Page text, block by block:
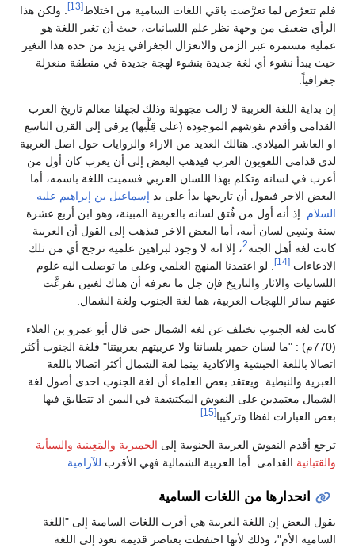
فلم تتعرّض لما تعرَّضت باقي اللغات السامية من اختلاط[13]
. ولكن هذا
الرأي ضعيف من وجهة نظر علم اللسانيات، حيث أن تغير اللغة هو
عملية مستمرة عبر الزمن والانعزال الجغرافي يزيد من حدة هذا التغير
حيث يبدأ نشوء أي لغة جديدة بنشوء لهجة جديدة في منطقة منعزلة
جغرافياً.
إن بداية اللغة العربية لا زالت مجهولة وذلك لجهلنا معالم تاريخ العرب
القدامى وأقدم نقوشهم الموجودة (على قِلَّتِها) يرقى إلى القرن التاسع
او العاشر الميلادي. هنالك العديد من الاراء والروايات حول اصل العربية
لدى قدامى اللغويون العرب فيذهب البعض إلى أن يعرب كان أول من
أعرب في لسانه وتكلم بهذا اللسان العربي فسميت اللغة باسمه، أما
البعض الاخر فيقول أن تاريخها بدأ على يد إسماعيل بن إبراهيم عليه
السلام . إذ أنه أول من فُتق لسانه بالعربية المبينة، وهو ابن أربع عشرة
سنة ونَسِي لسان أبيه، أما البعض الاخر فيذهب إلى القول أن العربية
كانت لغة أهل الجنة2، إلا انه لا وجود لبراهين علمية ترجح أي من تلك
الادعاءات [14]
. لو اعتمدنا المنهج العلمي وعلى ما توصلت اليه علوم
اللسانيات والاثار والتاريخ فإن جل ما نعرفه أن هناك لغتين تفرعَّت
عنهم سائر اللهجات العربية، هما لغة الجنوب ولغة الشمال.
كانت لغة الجنوب تختلف عن لغة الشمال حتى قال أبو عمرو بن العلاء
(770م) : "ما لسان حمير بلساننا ولا عربيتهم بعربيتنا" فلغة الجنوب أكثر
اتصالا باللغة الحبشية والاكادية بينما لغة الشمال أكثر اتصالا باللغة
العبرية والنبطية. ويعتقد بعض العلماء أن لغة الجنوب احدى أصول لغة
الشمال معتمدين على النقوش المكتشفة في اليمن اذ تتطابق فيها
بعض العبارات لفظا وتركيبا[15]
ترجع أقدم النقوش العربية الجنوبية إلى الحميرية والمَعِينية والسبأية
والقتبانية القدامى. أما العربية الشمالية فهي الأقرب للآرامية
انحدارها من اللغات السامية
يقول البعض إن اللغة العربية هي أقرب اللغات السامية إلى "اللغة
السامية الأم"، وذلك لأنها احتفظت بعناصر قديمة تعود إلى اللغة